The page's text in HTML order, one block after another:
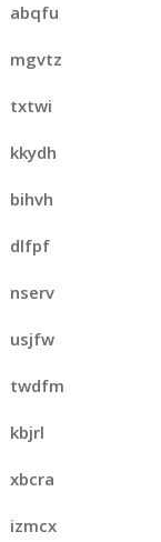
abqfu
mgvtz
txtwi
kkydh
bihvh
dlfpf
nserv
usjfw
twdfm
kbjrl
xbcra
izmcx